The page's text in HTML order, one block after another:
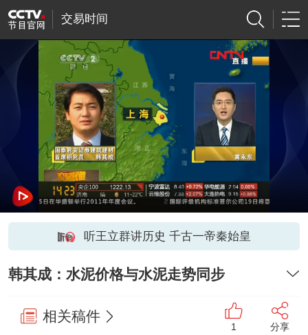
交易时间
听王立群讲历史 千古一帝秦始皇
韩其成：水泥价格与水泥走势同步
相关稿件
1 分享